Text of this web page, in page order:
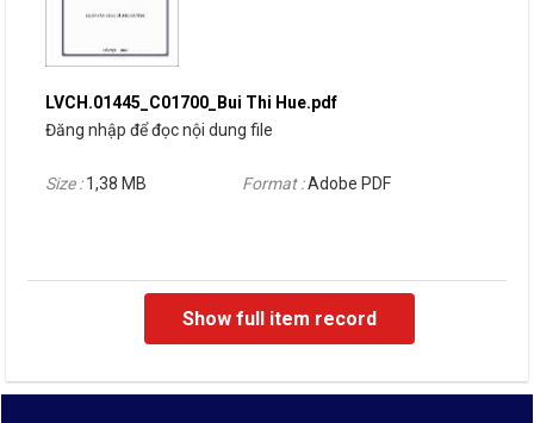
LVCH.01445_C01700_Bui Thi Hue.pdf
Đăng nhập để đọc nội dung file
Size :1,38 MB Format :Adobe PDF
Show full item record